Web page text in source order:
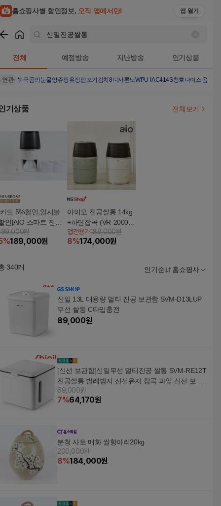
홈쇼핑사별 할인정보, 오직 앱에서만! 앱 열기
전체 예정방송 지난방송 인기상품
연관 북극곰의눈물앙쥬팡유정임포기김치8디사론노WPU-IAC414S청호나이스옴니플
기상품 전체보기
드 5%할인,일시불
인]AIO 스마트 진공
통
원
%189,000원
아이오 진공쌀통 14kg
+하단잡곡 (VR-2000)
5%쿠폰+구매 후 3천원
적립
앱전용가189,000원
8%174,000원
340개 인기순 홈쇼핑사
신일 13L 대용량 멀티 진공 보관함 SVM-D13LUP
무선 쌀통 C타입충전
89,000원
[신선 보관함]신일무선 멀티진공 쌀통 SVM-RE12T
진공쌀통 벌레방지 신선유지 잡곡 과일 신선 보관
함
69,000원
7%64,170원
분청 사토 매화 쌀항아리20kg
200,000원
8%184,000원